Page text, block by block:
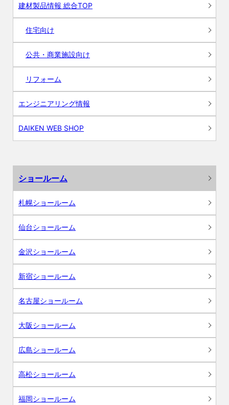
建材製品情報 総合TOP
住宅向け
公共・商業施設向け
リフォーム
エンジニアリング情報
DAIKEN WEB SHOP
ショールーム
札幌ショールーム
仙台ショールーム
金沢ショールーム
新宿ショールーム
名古屋ショールーム
大阪ショールーム
広島ショールーム
高松ショールーム
福岡ショールーム